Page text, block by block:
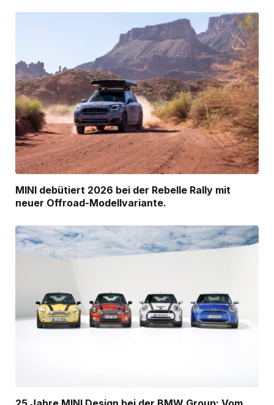
MINI debütiert 2026 bei der Rebelle Rally mit
neuer Offroad-Modellvariante.